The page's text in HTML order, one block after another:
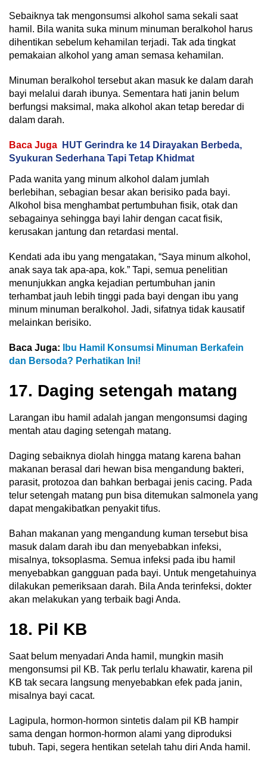
Sebaiknya tak mengonsumsi alkohol sama sekali saat
hamil. Bila wanita suka minum minuman beralkohol harus
dihentikan sebelum kehamilan terjadi. Tak ada tingkat
pemakaian alkohol yang aman semasa kehamilan.
Minuman beralkohol tersebut akan masuk ke dalam darah
bayi melalui darah ibunya. Sementara hati janin belum
berfungsi maksimal, maka alkohol akan tetap beredar di
dalam darah.
Baca Juga
HUT Gerindra ke 14 Dirayakan Berbeda,
Syukuran Sederhana Tapi Tetap Khidmat
Pada wanita yang minum alkohol dalam jumlah
berlebihan, sebagian besar akan berisiko pada bayi.
Alkohol bisa menghambat pertumbuhan fisik, otak dan
sebagainya sehingga bayi lahir dengan cacat fisik,
kerusakan jantung dan retardasi mental.
Kendati ada ibu yang mengatakan, “Saya minum alkohol,
anak saya tak apa-apa, kok.” Tapi, semua penelitian
menunjukkan angka kejadian pertumbuhan janin
terhambat jauh lebih tinggi pada bayi dengan ibu yang
minum minuman beralkohol. Jadi, sifatnya tidak kausatif
melainkan berisiko.
Baca Juga:
Ibu Hamil Konsumsi Minuman Berkafein
dan Bersoda? Perhatikan Ini!
17. Daging setengah matang
Larangan ibu hamil adalah jangan mengonsumsi daging
mentah atau daging setengah matang.
Daging sebaiknya diolah hingga matang karena bahan
makanan berasal dari hewan bisa mengandung bakteri,
parasit, protozoa dan bahkan berbagai jenis cacing. Pada
telur setengah matang pun bisa ditemukan salmonela yang
dapat mengakibatkan penyakit tifus.
Bahan makanan yang mengandung kuman tersebut bisa
masuk dalam darah ibu dan menyebabkan infeksi,
misalnya, toksoplasma. Semua infeksi pada ibu hamil
menyebabkan gangguan pada bayi. Untuk mengetahuinya
dilakukan pemeriksaan darah. Bila Anda terinfeksi, dokter
akan melakukan yang terbaik bagi Anda.
18. Pil KB
Saat belum menyadari Anda hamil, mungkin masih
mengonsumsi pil KB. Tak perlu terlalu khawatir, karena pil
KB tak secara langsung menyebabkan efek pada janin,
misalnya bayi cacat.
Lagipula, hormon-hormon sintetis dalam pil KB hampir
sama dengan hormon-hormon alami yang diproduksi
tubuh. Tapi, segera hentikan setelah tahu diri Anda hamil.